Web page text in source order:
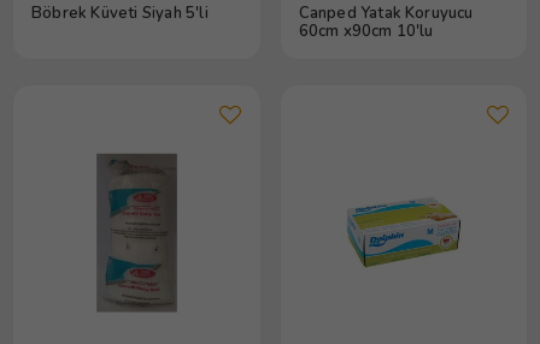
Böbrek Küveti Siyah 5'li
Canped Yatak Koruyucu
60cm x90cm 10'lu